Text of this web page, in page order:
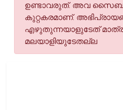
ഉണ്ടാവരുത്. അവ സൈബര്‍
കുറ്റകരമാണ്.
എഴുതുന്നയാളുടേത്
മലയാളിയുടേതല്ല